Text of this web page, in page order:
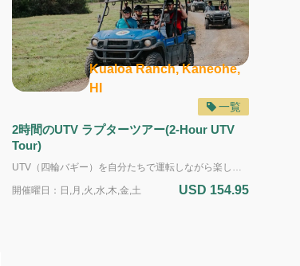
Kualoa Ranch, Kaneohe,
HI
一覧
2時間のUTV ラプターツアー(2-Hour UTV
Tour)
UTV（四輪バギー）を自分たちで運転しながら楽しむ、2時間のアドベンチャーツアー。 クアロアの壮大な自然を舞台に、オフロードコースを走り抜けながら、爽快感あふれる体験ができます。 ツアー中は、ガイドが先導しながら進み、美しい景色を望める3つのビューポイントで停車。 山々の迫力ある景色や、太平洋を見渡す眺望など、クアロアならではの景観を気軽に満喫できます。 「まずはUTVを体験してみたい」「運転の楽しさを味わいたい」という方にぴったりの、入門編ツアーです。 ＜複数のツアーを申し込む場合の注意事項＞ ・それぞれのツアーを一つずつ別々にお申し込みください。 ・ツアーの終了予定時間から次のツアーの受付開始時間までの間を、最低でも15分以上空けてください。 ・送迎を希望する場合は、開始時間が早い方のツアーにだけ送迎を付け、早いツアーの開始時間に間に合うように送迎を選択してください。
開催曜日：日,月,火,水,木,金,土 USD 154.95